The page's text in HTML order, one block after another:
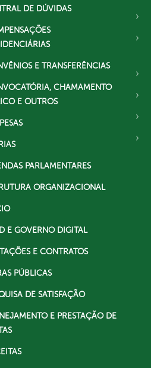
DE DÚVIDAS
E TRANSFERÊNCIAS
CHAMAMENTO
E OUTROS
PARLAMENTARES
ORGANIZACIONAL
E GOVERNO DIGITAL
E CONTRATOS
PÚBLICAS
DE SATISFAÇÃO
E PRESTAÇÃO DE